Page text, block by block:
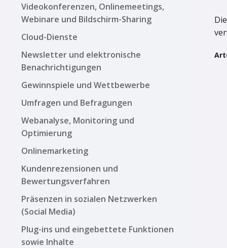
Videokonferenzen, Onlinemeetings,
Webinare und Bildschirm-Sharing
Cloud-Dienste
Newsletter und elektronische
Benachrichtigungen
Gewinnspiele und Wettbewerbe
Umfragen und Befragungen
Webanalyse, Monitoring und
Optimierung
Onlinemarketing
Kundenrezensionen und
Bewertungsverfahren
Präsenzen in sozialen Netzwerken
(Social Media)
Plug-ins und eingebettete Funktionen
sowie Inhalte